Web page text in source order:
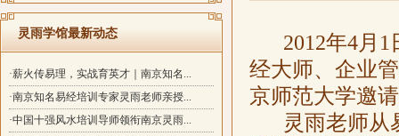
灵雨学馆最新动态
·薪火传易理，实战育英才｜南京知名...
·南京知名易经培训专家灵雨老师亲授...
·中国十强风水培训导师领衔南京灵雨...
2012年4月 1
经大师、企业
京师范大学邀
灵雨老师